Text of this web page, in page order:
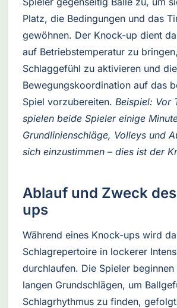
Platz, die Bedingungen und das
gewöhnen. Der Knock-up dient
auf Betriebstemperatur zu
Schlaggefühl zu aktivieren und die
Bewegungskoordination auf das
Spiel vorzubereiten. Beispiel: Vor
spielen beide Spieler einige
Grundlinienschläge, Volleys und
sich einzustimmen – dies ist der
Ablauf und Zweck
ups
Während eines Knock-ups wird
Schlagrepertoire in lockerer
durchlaufen. Die Spieler
langen Grundschlägen, um
Schlagrhythmus zu finden,